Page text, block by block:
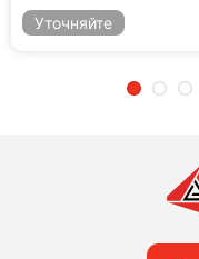
Уточняйте